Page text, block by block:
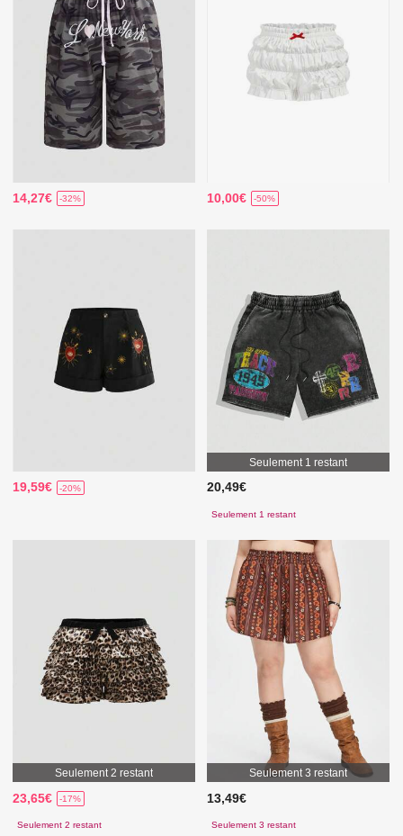
14,27€ -32% 10,00€ -50%
19,59€ -20%
Seulement 1 restant
20,49€
Seulement 1 restant
Seulement 2 restant
23,65€ -17%
Seulement 2 restant
Seulement 3 restant
13,49€
Seulement 3 restant